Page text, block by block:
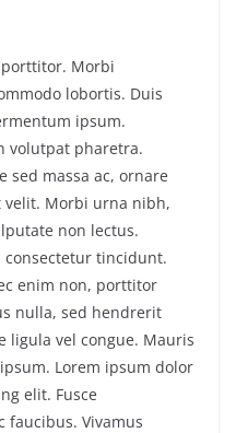
Morbi
lobortis. Duis
ipsum.
volutpat pharetra.
sed massa ac, ornare
velit. Morbi urna nibh,
non lectus.
tincidunt.
enim non, porttitor
nulla, sed hendrerit
ligula vel congue. Mauris
Lorem ipsum dolor
elit. Fusce
faucibus. Vivamus